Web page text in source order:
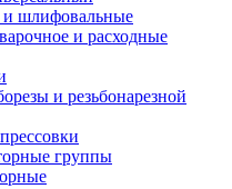
и шлифовальные
и расходные
и резьбонарезной
группы